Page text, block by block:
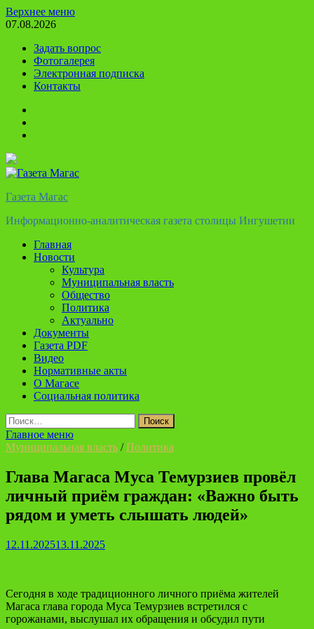
Перейти
к
Верхнее меню
07.08.2026
Задать вопрос
Фотогалерея
Электронная подписка
Контакты
Газета Магас
Информационно-аналитическая газета столицы Ингушетии
Главная
Новости
Культура
Муниципальная власть
Общество
Политика
Актуально
Документы
Газета PDF
Видео
Нормативные акты
О Магасе
Социальная политика
Найти:
Главное меню
Муниципальная власть /Политика
Глава Магаса Муса Темурзиев провёл
личный приём граждан: «Важно быть
рядом и уметь слышать людей»
12.11.202513.11.2025
Сегодня в ходе традиционного личного приёма жителей
Магаса глава города Муса Темурзиев встретился с
горожанами, выслушал их обращения и обсудил пути